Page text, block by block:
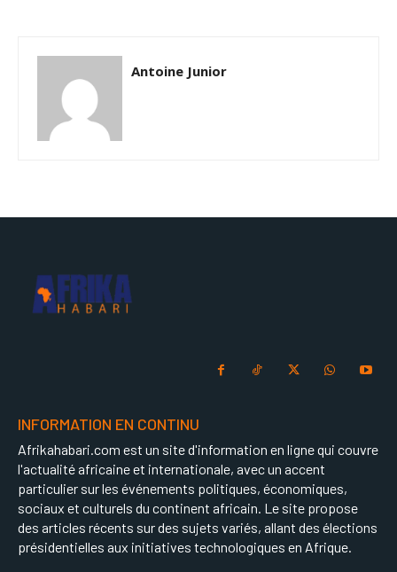
Antoine Junior
INFORMATION EN CONTINU
Afrikahabari.com est un site d'information en ligne qui couvre
l'actualité africaine et internationale, avec un accent
particulier sur les événements politiques, économiques,
sociaux et culturels du continent africain. Le site propose
des articles récents sur des sujets variés, allant des élections
présidentielles aux initiatives technologiques en Afrique.